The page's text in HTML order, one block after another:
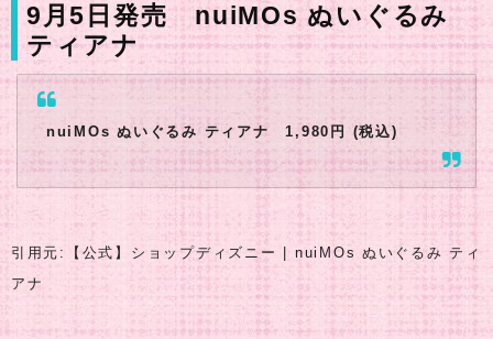
9月5日発売 nuiMOs ぬいぐるみ
ティアナ
nuiMOs ぬいぐるみ ティアナ 1,980円 (税込)
引用元:【公式】ショップディズニー | nuiMOs ぬいぐるみ ティ
アナ